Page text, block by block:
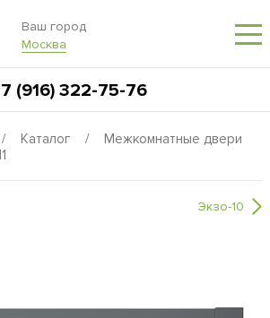
Ваш город
Москва
(916) 322-75-76
/ Каталог /
Межкомнатные двери
Экзо-10